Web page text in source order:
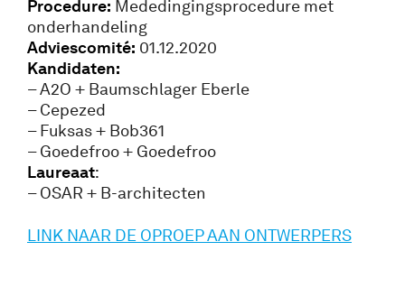
Procedure: Mededingingsprocedure met
onderhandeling
Adviescomité: 01.12.2020
Kandidaten:
– A2O + Baumschlager Eberle
– Cepezed
– Fuksas + Bob361
– Goedefroo + Goedefroo
Laureaat:
– OSAR + B-architecten
LINK NAAR DE OPROEP AAN ONTWERPERS